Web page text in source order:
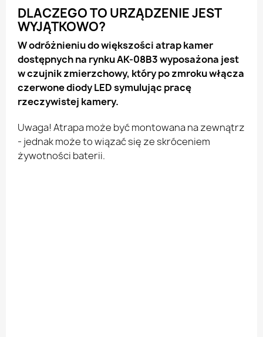
DLACZEGO TO URZĄDZENIE JEST
WYJĄTKOWO?
W odróżnieniu do większości atrap kamer
dostępnych na rynku AK-08B3 wyposażona jest
w czujnik zmierzchowy, który po zmroku włącza
czerwone diody LED symulując pracę
rzeczywistej kamery.
Uwaga! Atrapa może być montowana na zewnątrz
- jednak może to wiązać się ze skróceniem
żywotności baterii.